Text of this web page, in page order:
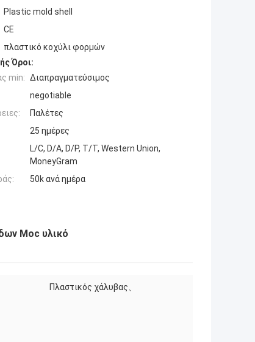
Plastic mold shell
CE
πλαστικό κοχύλι φορμών
Όροι:
min: Διαπραγματεύσιμος
negotiable
Παλέτες
25 ημέρες
L/C, D/A, D/P, T/T, Western Union,
MoneyGram
50k ανά ημέρα
Moc υλικό
Πλαστικός χάλυβας、